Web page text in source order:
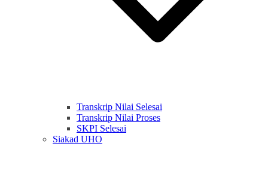
Transkrip Nilai Selesai
Transkrip Nilai Proses
SKPI Selesai
Siakad UHO